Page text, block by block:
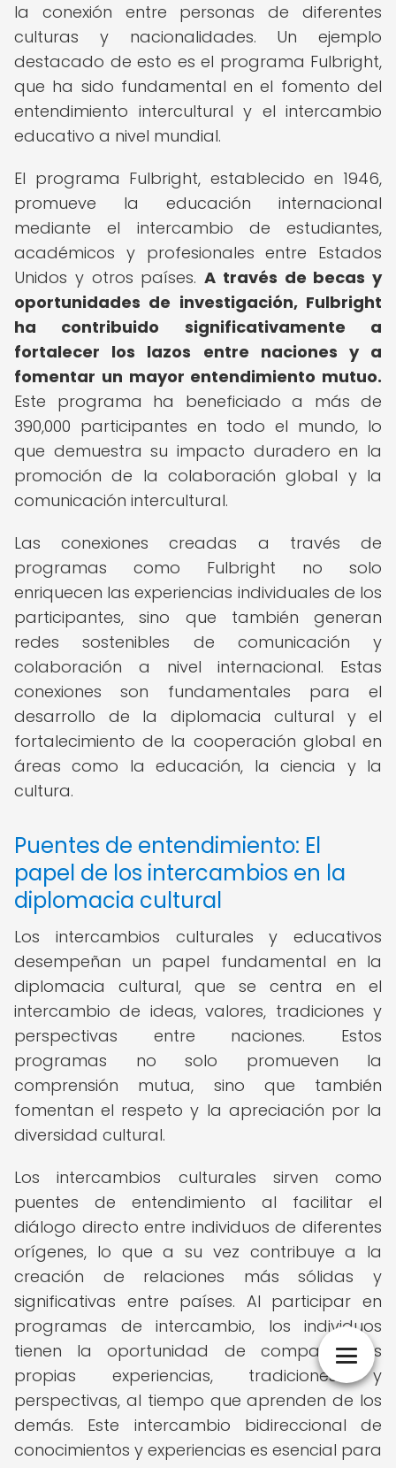
la conexión entre personas de diferentes
culturas y nacionalidades. Un ejemplo
destacado de esto es el programa Fulbright,
que ha sido fundamental en el fomento del
entendimiento intercultural y el intercambio
educativo a nivel mundial.
El programa Fulbright, establecido en 1946,
promueve la educación internacional
mediante el intercambio de estudiantes,
académicos y profesionales entre Estados
Unidos y otros países. A través de becas y
oportunidades de investigación, Fulbright
ha contribuido significativamente a
fortalecer los lazos entre naciones y a
fomentar un mayor entendimiento mutuo.
Este programa ha beneficiado a más de
390,000 participantes en todo el mundo, lo
que demuestra su impacto duradero en la
promoción de la colaboración global y la
comunicación intercultural.
Las conexiones creadas a través de
programas como Fulbright no solo
enriquecen las experiencias individuales de los
participantes, sino que también generan
redes sostenibles de comunicación y
colaboración a nivel internacional. Estas
conexiones son fundamentales para el
desarrollo de la diplomacia cultural y el
fortalecimiento de la cooperación global en
áreas como la educación, la ciencia y la
cultura.
Puentes de entendimiento: El
papel de los intercambios en la
diplomacia cultural
Los intercambios culturales y educativos
desempeñan un papel fundamental en la
diplomacia cultural, que se centra en el
intercambio de ideas, valores, tradiciones y
perspectivas entre naciones. Estos
programas no solo promueven la
comprensión mutua, sino que también
fomentan el respeto y la apreciación por la
diversidad cultural.
Los intercambios culturales sirven como
puentes de entendimiento al facilitar el
diálogo directo entre individuos de diferentes
orígenes, lo que a su vez contribuye a la
creación de relaciones más sólidas y
significativas entre países. Al participar en
programas de intercambio, los individuos
tienen la oportunidad de compartir sus
propias experiencias, tradiciones y
perspectivas, al tiempo que aprenden de los
demás. Este intercambio bidireccional de
conocimientos y experiencias es esencial para